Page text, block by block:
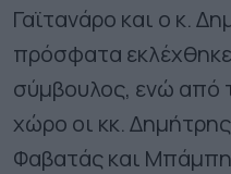
Γαϊτανάρο και ο κ.
πρόσφατα
σύμβουλος, ενώ από
χώρο οι κκ.
Φαβατάς και